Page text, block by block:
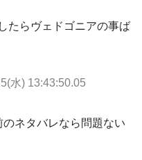
たらヴェドゴニアの事ば
水) 13:43:50.05
ネタバレなら問題ない